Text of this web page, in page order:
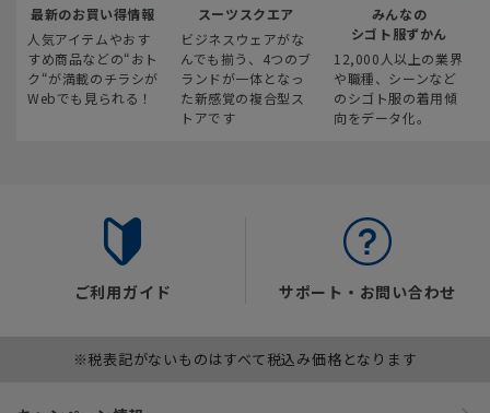
最新のお買い得情報
人気アイテムやおす
すめ商品などの“おト
ク“が満載のチラシが
Webでも見られる！
スーツスクエア
ビジネスウェアがな
んでも揃う、4つのブ
ランドが一体となっ
た新感覚の複合型ス
トアです
みんなの
シゴト服ずかん
12,000人以上の業界
や職種、シーンなど
のシゴト服の着用傾
向をデータ化。
ご利用ガイド サポート・お問い合わせ
※税表記がないものはすべて税込み価格となります